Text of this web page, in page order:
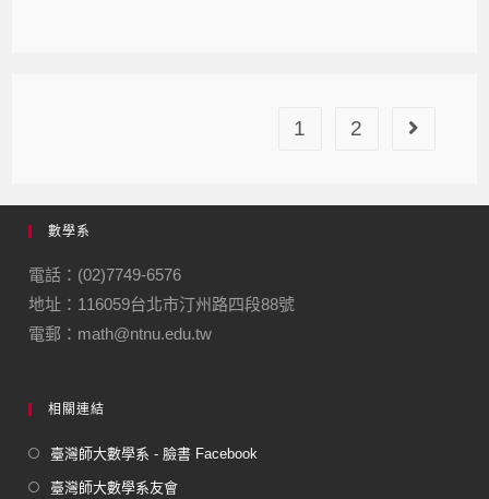
1 2
數學系
電話：(02)7749-6576
地址：116059台北市汀州路四段88號
電郵：math@ntnu.edu.tw
相關連結
臺灣師大數學系 - 臉書 Facebook
臺灣師大數學系友會